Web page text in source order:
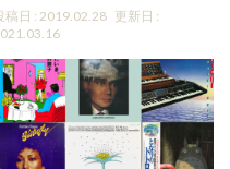
稿日 : 2019.02.28 更新日 :